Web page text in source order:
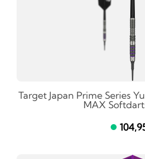
Target Japan Prime Series
MAX